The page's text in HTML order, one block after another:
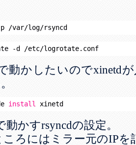
/var/log/rsyncd
-d /etc/logrotate.conf
動かしたいのでxinetd
install xinetd
かすrsyncdの設定。
ころにはミラー元のIPを